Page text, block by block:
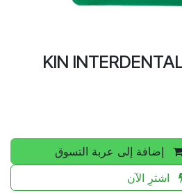
KIN
إضافة إلى عربة التسوق
اشترِ الآن